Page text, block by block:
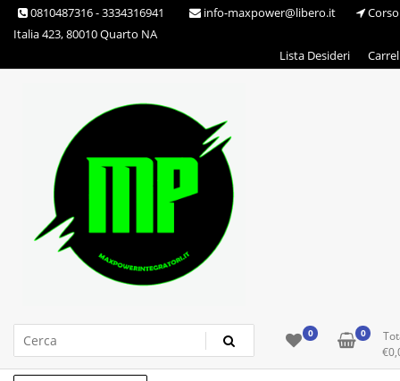
Skip 0810487316 - 3334316941 info-maxpower@libero.it
Corso
Italia 423, 80010 Quarto NA
Lista Desideri
Max Power Integratori 0 0
€